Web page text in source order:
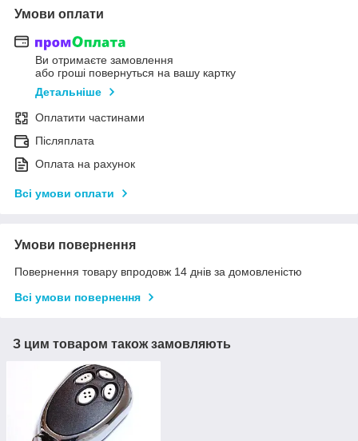
Умови оплати
Ви отримаєте замовлення
або гроші повернуться на вашу картку
Детальніше
Оплатити частинами
Післяплата
Оплата на рахунок
Всі умови оплати
Умови повернення
Повернення товару впродовж 14 днів за домовленістю
Всі умови повернення
З цим товаром також замовляють